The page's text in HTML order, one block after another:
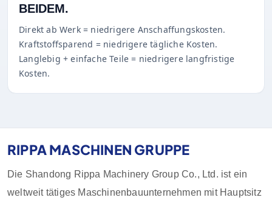
BEIDEM.
Direkt ab Werk = niedrigere Anschaffungskosten.
Kraftstoffsparend = niedrigere tägliche Kosten.
Langlebig + einfache Teile = niedrigere langfristige
Kosten.
RIPPA MASCHINEN GRUPPE
Die Shandong Rippa Machinery Group Co., Ltd. ist ein
weltweit tätiges Maschinenbauunternehmen mit Hauptsitz